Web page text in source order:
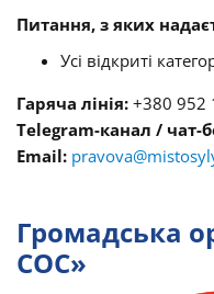
Питання, з яких
Усі відкриті
Гаряча лінія: +380 952
Telegram-канал / чат-
Email:
Громадська
СОС»